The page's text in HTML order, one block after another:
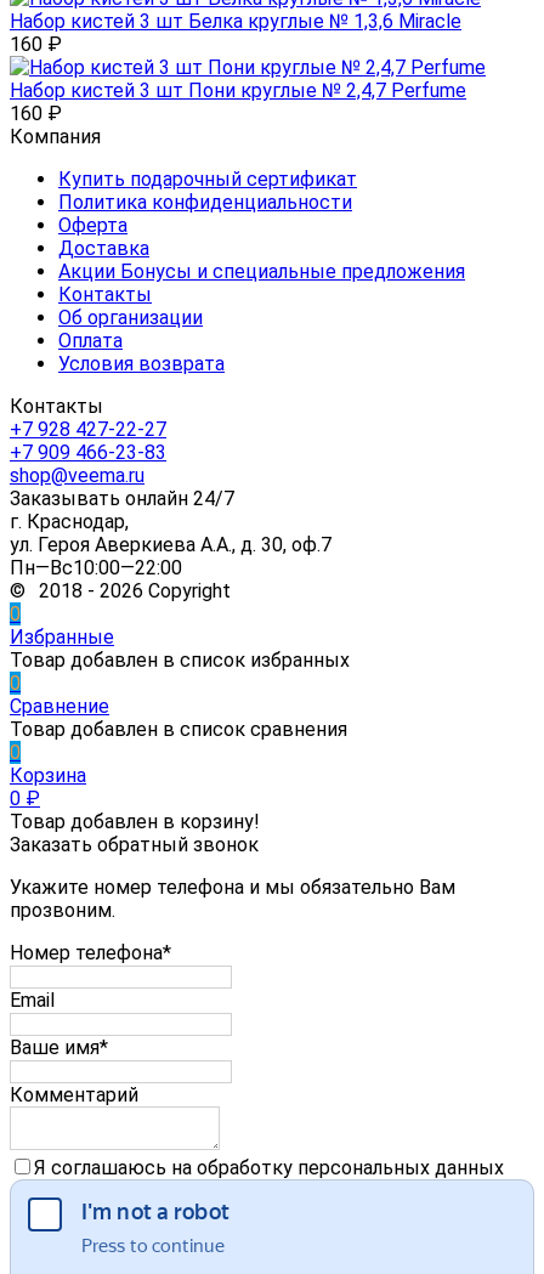
Набор кистей 3 шт Белка круглые № 1,3,6 Miracle
160 ₽
Набор кистей 3 шт Пони круглые № 2,4,7 Perfume
160 ₽
Компания
Купить подарочный сертификат
Политика конфиденциальности
Оферта
Доставка
Акции Бонусы и специальные предложения
Контакты
Об организации
Оплата
Условия возврата
Контакты
+7 928 427-22-27
+7 909 466-23-83
shop@veema.ru
Заказывать онлайн 24/7
г. Краснодар,
ул. Героя Аверкиева А.А., д. 30, оф.7
Пн—Вс10:00—22:00
© 2018 - 2026 Copyright
0
Избранные
Товар добавлен в список избранных
0
Сравнение
Товар добавлен в список сравнения
0
Корзина
0 ₽
Товар добавлен в корзину!
Заказать обратный звонок
Укажите номер телефона и мы обязательно Вам
прозвоним.
Номер телефона*
Email
Ваше имя*
Комментарий
Я соглашаюсь на обработку персональных данных